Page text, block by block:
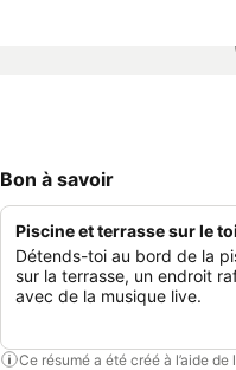
Bon à savoir
Piscine et terrasse sur le
Détends-toi au bord de la
sur la terrasse, un endroit
avec de la musique live.
Ce résumé a été créé à l’aide